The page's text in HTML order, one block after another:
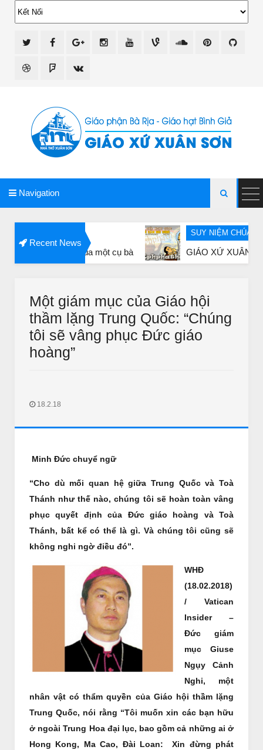
GIÃN
Giãn Ngày Tết
NHỮNG GIAI THOẠI VỀ LẶT
Navigation 
Recent News
SUY NIỆM CHÚA NHẬT-LỄ TRỌNG
GIÁO XỨ XUÂN SƠN: CÁC BÀI
Bảy Tuần 21 Thường Niên năm B Audio Suy Niệm
Một giám mục của Giáo hội
thầm lặng Trung Quốc: “Chúng
tôi sẽ vâng phục Đức giáo
hoàng”
18.2.18
Minh Đức chuyể ngữ
“Cho dù mối quan hệ giữa Trung Quốc và Toà
Thánh như thế nào, chúng tôi sẽ hoàn toàn vâng
phục quyết định của Đức giáo hoàng và Toà
Thánh, bất kể có thể là gì. Và chúng tôi cũng sẽ
không nghi ngờ điều đó”.
WHĐ
(18.02.2018)
/ Vatican
Insider –
Đức giám
mục Giuse
Ngụy Cảnh
Nghi, một
nhân vật có thẩm quyền của Giáo hội thầm lặng
Trung Quốc, nói rằng “Tôi muốn xin các bạn hữu
ở ngoài Trung Hoa đại lục, bao gồm cả những ai ở
Hong Kong, Ma Cao, Đài Loan: Xin đừng phát